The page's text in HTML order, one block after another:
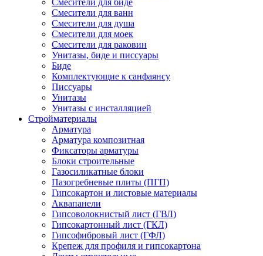
Смесители для ванн
Смесители для душа
Смесители для моек
Смесители для раковин
Унитазы, биде и писсуары
Биде
Комплектующие к санфаянсу
Писсуары
Унитазы
Унитазы с инсталляцией
Стройматериалы
Арматура
Арматура композитная
Фиксаторы арматуры
Блоки строительные
Газосиликатные блоки
Пазогребневые плиты (ПГП)
Гипсокартон и листовые материалы
Аквапанели
Гипсоволокнистый лист (ГВЛ)
Гипсокартонный лист (ГКЛ)
Гипсофибровый лист (ГФЛ)
Крепеж для профиля и гипсокартона